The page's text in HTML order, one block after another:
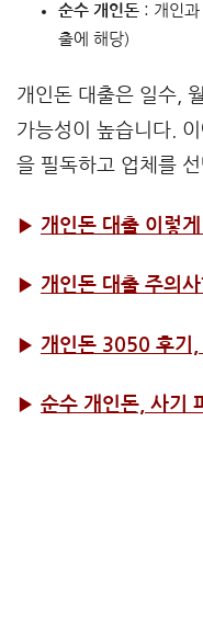
순수 개인돈: 개인과
출에 해당)
개인돈 대출은 일수,
가능성이 높습니다.
을 필독하고 업체를
▶ 개인돈 대출 이렇
▶ 개인돈 대출 주의
▶ 개인돈 3050 후기,
▶ 순수 개인돈, 사기